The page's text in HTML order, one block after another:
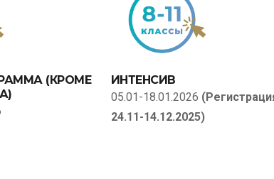
(КРОМЕ
ИНТЕНСИВ
05.01-18.01.2026
24.11-14.12.2025)